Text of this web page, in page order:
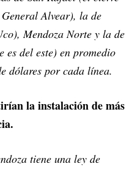
Alvear), la de
Mendoza Norte y la de
del este) en promedio
dólares por cada línea.
la instalación de más
tiene una ley de